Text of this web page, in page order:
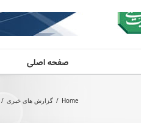
صفحه اصلی
Home
/ گزارش های خبری /